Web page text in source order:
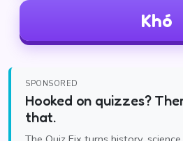
Khó
SPONSORED
Hooked on quizzes?
that.